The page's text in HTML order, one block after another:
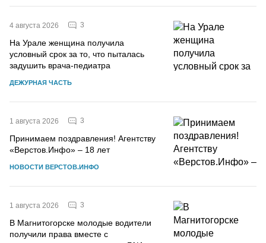
4 августа 2026 3
На Урале женщина получила
условный срок за то, что пыталась
задушить врача-педиатра
ДЕЖУРНАЯ ЧАСТЬ
1 августа 2026 3
Принимаем поздравления! Агентству
«Верстов.Инфо» – 18 лет
НОВОСТИ ВЕРСТОВ.ИНФО
1 августа 2026 3
В Магнитогорске молодые водители
получили права вместе с